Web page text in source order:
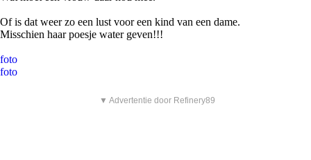
Of is dat weer zo een lust voor een kind van een dame.
Misschien haar poesje water geven!!!
foto
foto
▼ Advertentie door Refinery89